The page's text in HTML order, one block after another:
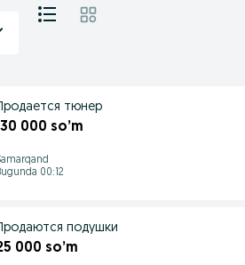
Продается тюнер
000 so’m
00:12
подушки
000 so’m